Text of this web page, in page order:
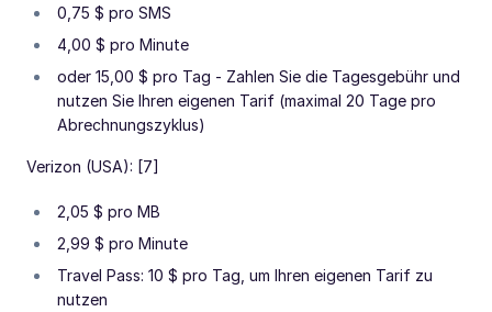
0,75 $ pro SMS
4,00 $ pro Minute
oder 15,00 $ pro Tag - Zahlen Sie die Tagesgebühr und
nutzen Sie Ihren eigenen Tarif (maximal 20 Tage pro
Abrechnungszyklus)
Verizon (USA): [7]
2,05 $ pro MB
2,99 $ pro Minute
Travel Pass: 10 $ pro Tag, um Ihren eigenen Tarif zu
nutzen